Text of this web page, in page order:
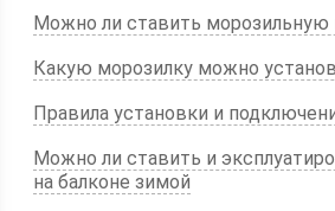
Можно ли ставить морозильную
Какую морозилку можно
Правила установки и
Можно ли ставить и
на балконе зимой